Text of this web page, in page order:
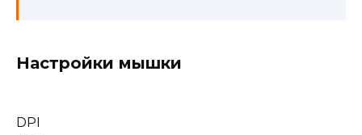
Настройки мышки
DPI